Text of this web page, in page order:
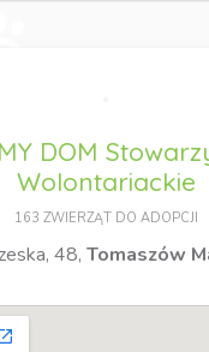
DOM
Wolontariackie
163 ZWIERZĄT DO ADOPCJI
48, Tomaszów